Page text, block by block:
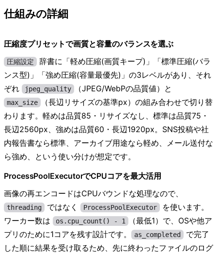
仕組みの詳細
圧縮度プリセットで画質と容量のバランスを選ぶ
圧縮設定
辞書に「軽め圧縮(画質キープ)」「標準圧縮(バラ
ンス型)」「強め圧縮(容量最優先)」の3レベルがあり、それ
ぞれ
jpeg_quality （JPEG/WebPの品質値）と
max_size
（長辺リサイズの基準px）の組み合わせで切り替
わります。軽めは品質85・リサイズなし、標準は品質75・
長辺2560px、強めは品質60・長辺1920px。SNS投稿や社
内報告書なら標準、アーカイブ用途なら軽め、メール送付な
ら強め、という使い分けが想定です。
ProcessPoolExecutorでCPUコアを最大活用
画像の再エンコードはCPUバウンドな処理なので、
threading ではなく ProcessPoolExecutor
を使います。
ワーカー数は
os.cpu_count() - 1
（最低1）で、OSや他ア
プリのために1コアを残す設計です。
as_completed
で完了
した順に結果を受け取るため、先に終わったファイルのログ